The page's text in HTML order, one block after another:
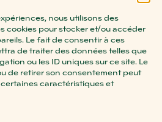
nous utilisons des
cookies pour stocker et/ou accéder
Le fait de consentir à ces
de traiter des données telles que
ou les ID uniques sur ce site. Le
de retirer son consentement peut
caractéristiques et